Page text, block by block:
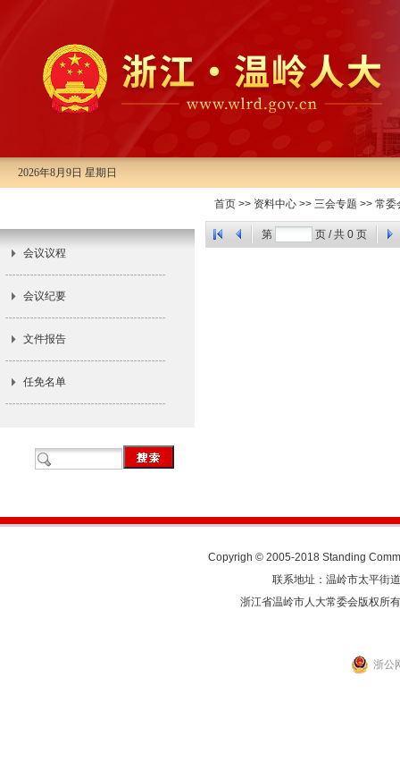
2026年8月9日 星期日
会议议程
会议纪要
文件报告
任免名单
首页 >> 资料中心 >> 三会专题 >> 常委
第 页 / 共 0 页
Copyrigh © 2005-2018 Standing
联系地址：温岭市太平
浙江省温岭市人大常委会版权所
浙公